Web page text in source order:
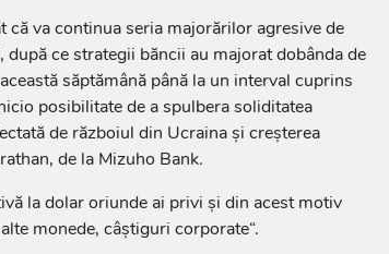
că va continua seria majoră­rilor agresive de
ce strategii băncii au majorat dobânda de
săptămână până la un interval cu­prins
posibilitate de a spulbera soliditatea
de răz­boiul din Ucraina şi creşterea
de la Mizuho Bank.
la dolar oriunde ai privi şi din acest motiv
monede, câştiguri corporate“.